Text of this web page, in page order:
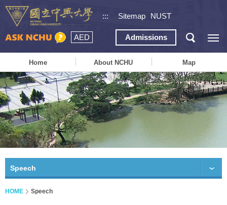
::: Sitemap NUST
AED Admissions
Home About NCHU Map
Speech
HOME Speech